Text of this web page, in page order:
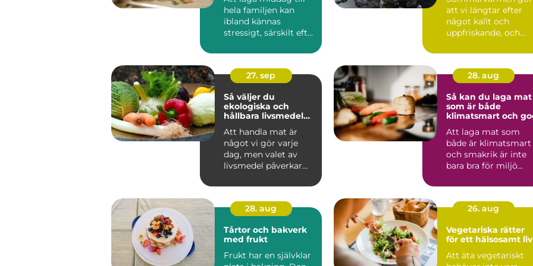
hela familjen kan
ibland kännas
stressigt, särskilt efter
att vi längtar efter
något kallt och
uppfriskande, och
27. sep
Så väljer du
ekologiska och
hållbara livsmedel
Att handla mat är
något vi gör varje
dag, men valet av
livsmedel påverkar
28. aug
Så kan du laga mat
som är både
klimatsmart och
Att laga mat som
både är klimatsmart
och smakrik är inte
bara bra för miljö...
28. aug
Tårtor och bakverk
med frukt
Frukt har en självklar
26. aug
Vegetariska rätter
för ett hälsosamt liv
Att äta vegetariskt